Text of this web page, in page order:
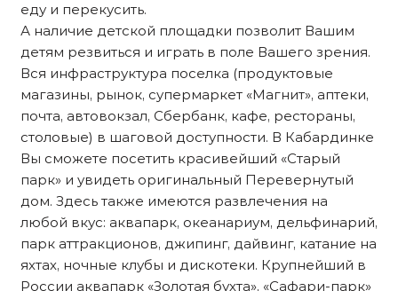
еду и перекусить.
А наличие детской площадки позволит Вашим
детям резвиться и играть в поле Вашего зрения.
Вся инфраструктура поселка (продуктовые
магазины, рынок, супермаркет «Магнит», аптеки,
почта, автовокзал, Сбербанк, кафе, рестораны,
столовые) в шаговой доступности. В Кабардинке
Вы сможете посетить красивейший «Старый
парк» и увидеть оригинальный Перевернутый
дом. Здесь также имеются развлечения на
любой вкус: аквапарк, океанариум, дельфинарий,
парк аттракционов, джипинг, дайвинг, катание на
яхтах, ночные клубы и дискотеки. Крупнейший в
России аквапарк «Золотая бухта», «Сафари-парк»